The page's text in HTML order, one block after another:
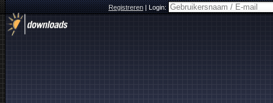
Registreren|Login: